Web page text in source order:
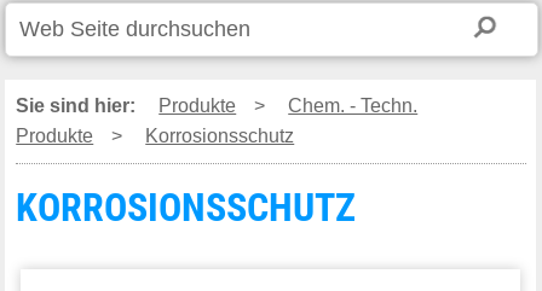
Sie sind hier: Produkte >
Chem. - Techn.
Produkte
> Korrosionsschutz
KORROSIONSSCHUTZ